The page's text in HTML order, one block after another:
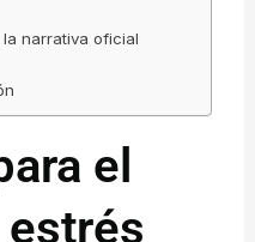
narrativa oficial
el